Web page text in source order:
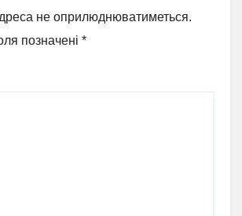
не оприлюднюватиметься.
позначені *